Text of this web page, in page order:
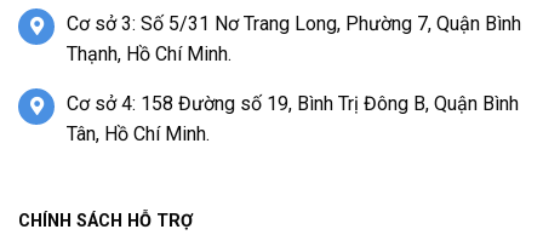
Cơ sở 3: Số 5/31 Nơ Trang Long, Phường 7, Quận Bình
Thạnh, Hồ Chí Minh.
Cơ sở 4: 158 Đường số 19, Bình Trị Đông B, Quận Bình
Tân, Hồ Chí Minh.
CHÍNH SÁCH HỖ TRỢ